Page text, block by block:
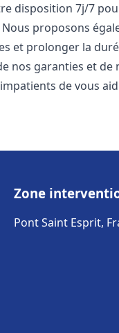
disposition 7j/7
proposons
et prolonger la
nos garanties et
de vous
Zone
Pont Saint Esprit,